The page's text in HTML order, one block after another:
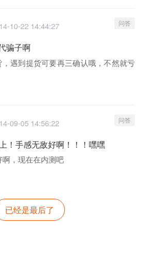
10-22 14:44:27 问答
骗子啊
遇到提货可要再三确认哦，不然就亏
09-05 14:56:22 问答
！手感无敌好啊！！！嘿嘿
，现在在内测吧
已经是最后了